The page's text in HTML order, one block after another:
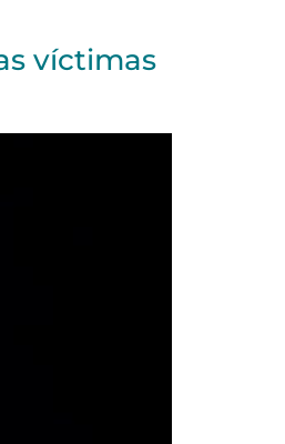
víctimas